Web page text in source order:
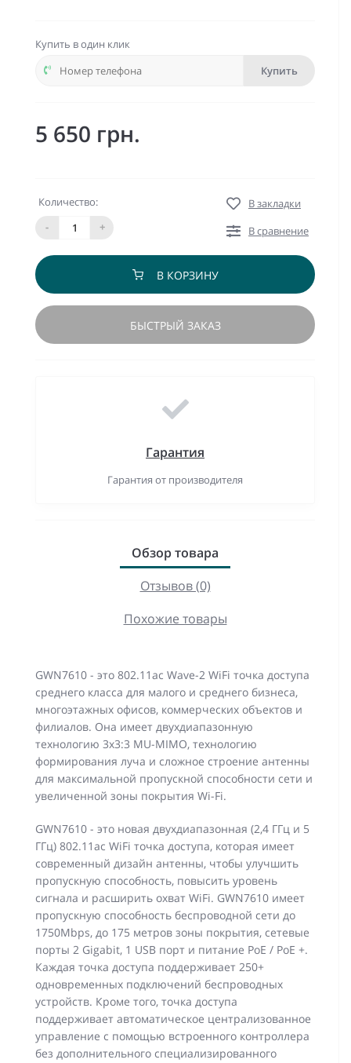
Купить в один клик
Купить
5 650 грн.
Количество:
-
+
В закладки
В сравнение
В КОРЗИНУ
БЫСТРЫЙ ЗАКАЗ
Гарантия
Гарантия от производителя
Обзор товара
Отзывов (0)
Похожие товары
GWN7610 - это 802.11ac Wave-2 WiFi точка доступа
среднего класса для малого и среднего бизнеса,
многоэтажных офисов, коммерческих объектов и
филиалов. Она имеет двухдиапазонную
технологию 3x3:3 MU-MIMO, технологию
формирования луча и сложное строение антенны
для максимальной пропускной способности сети и
увеличенной зоны покрытия Wi-Fi.
GWN7610 - это новая двухдиапазонная (2,4 ГГц и 5
ГГц) 802.11ac WiFi точка доступа, которая имеет
современный дизайн антенны, чтобы улучшить
пропускную способность, повысить уровень
сигнала и расширить охват WiFi. GWN7610 имеет
пропускную способность беспроводной сети до
1750Mbps, до 175 метров зоны покрытия, сетевые
порты 2 Gigabit, 1 USB порт и питание PoE / PoE +.
Каждая точка доступа поддерживает 250+
одновременных подключений беспроводных
устройств. Кроме того, точка доступа
поддерживает автоматическое централизованное
управление с помощью встроенного контроллера
без дополнительного специализированного